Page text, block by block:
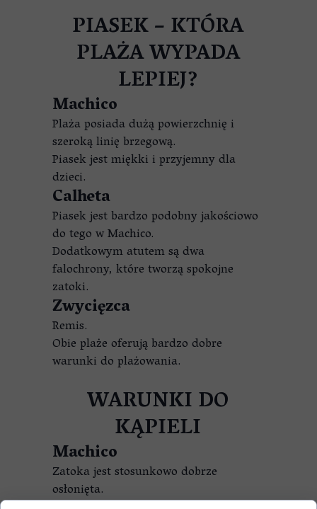
PIASEK – KTÓRA
PLAŻA WYPADA
LEPIEJ?
Machico
Plaża posiada dużą powierzchnię i
szeroką linię brzegową.
Piasek jest miękki i przyjemny dla
dzieci.
Calheta
Piasek jest bardzo podobny jakościowo
do tego w Machico.
Dodatkowym atutem są dwa
falochrony, które tworzą spokojne
zatoki.
Zwycięzca
Remis.
Obie plaże oferują bardzo dobre
warunki do plażowania.
WARUNKI DO
KĄPIELI
Machico
Zatoka jest stosunkowo dobrze
osłonięta.